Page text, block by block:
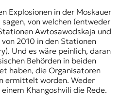
Explosionen in der Moskauer
sagen, von welchen (entweder
Awtosawodskaja und
2010 in den Stationen
Und es wäre peinlich, daran
Behörden in beiden
haben, die Organisatoren
ermittelt worden. Weder
Khangoshvili die Rede.